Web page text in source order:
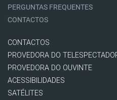
PERGUNTAS FREQUENTES
CONTACTOS
CONTACTOS
PROVEDORA DO
PROVEDORA DO OUVINTE
ACESSIBILIDADES
SATÉLITES